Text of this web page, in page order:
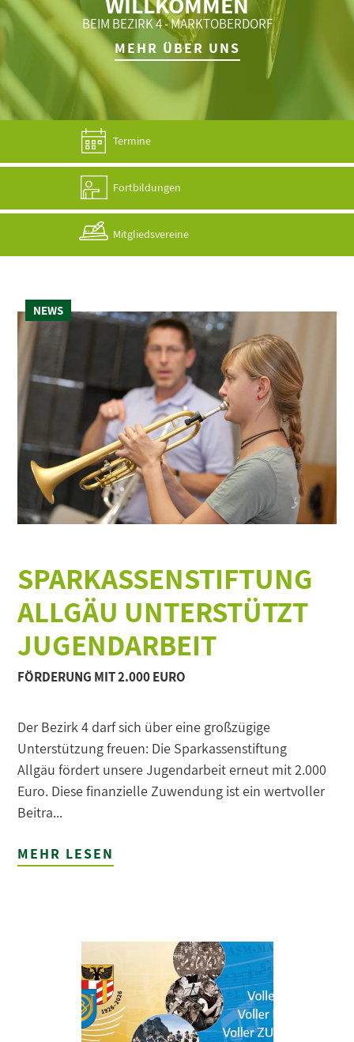
BEIM BEZIRK 4 - MARKTOBERDORF
MEHR ÜBER UNS
Termine
Fortbildungen
Mitgliedsvereine
NEWS
SPARKASSENSTIFTUNG
ALLGÄU UNTERSTÜTZT
JUGENDARBEIT
FÖRDERUNG MIT 2.000 EURO
Der Bezirk 4 darf sich über eine großzügige
Unterstützung freuen: Die Sparkassenstiftung
Allgäu fördert unsere Jugendarbeit erneut mit 2.000
Euro. Diese finanzielle Zuwendung ist ein wertvoller
Beitra...
MEHR LESEN